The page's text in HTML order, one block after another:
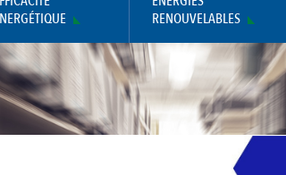
RENOUVELABLES